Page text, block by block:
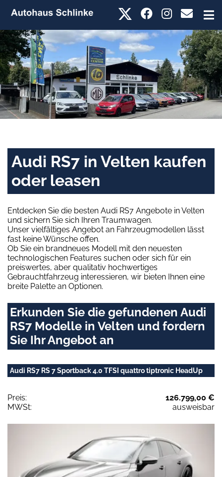
Audi RS7 in Velten kaufen
oder leasen
Entdecken Sie die besten Audi RS7 Angebote in Velten
und sichern Sie sich Ihren Traumwagen.
Unser vielfältiges Angebot an Fahrzeugmodellen lässt
fast keine Wünsche offen.
Ob Sie ein brandneues Modell mit den neuesten
technologischen Features suchen oder sich für ein
preiswertes, aber qualitativ hochwertiges
Gebrauchtfahrzeug interessieren, wir bieten Ihnen eine
breite Palette an Optionen.
Erkunden Sie die gefundenen Audi
RS7 Modelle in Velten und fordern
Sie Ihr Angebot an
Audi RS7 RS 7 Sportback 4.0 TFSI quattro tiptronic HeadUp
Preis:
126.799,00 €
MWSt:
ausweisbar